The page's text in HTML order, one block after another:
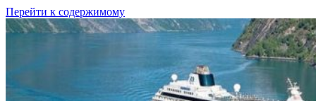
Перейти к содержимому